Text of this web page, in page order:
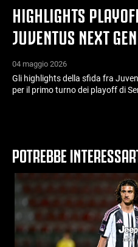
HIGHLIGHTS
JUVENTUS NEXT
04 maggio 2026
Gli highlights della sfida fra
per il primo turno dei playoff di
POTREBBE